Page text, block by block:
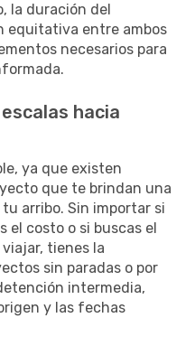
la duración del
equitativa entre ambos
necesarios para
hacia
ya que existen
que te brindan una
arribo. Sin importar si
el costo o si buscas el
tienes la
sin paradas o por
intermedia,
y las fechas